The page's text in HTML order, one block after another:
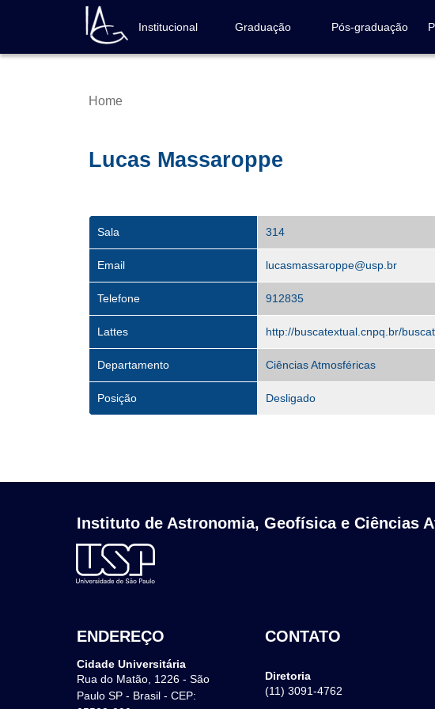
content
Navegação
principal
Institucional Graduação Pós-graduação
Breadcrumb
Home
Lucas Massaroppe
Sala 314
Email lucasmassaroppe@usp.br
Telefone 912835
Lattes http://buscatextual.cnpq.br/
Departamento Ciências Atmosféricas
Posição Desligado
Instituto de Astronomia, Geofísica e Ciências
ENDEREÇO
Cidade Universitária
Rua do Matão, 1226 - São
Paulo SP - Brasil - CEP:
CONTATO
Diretoria
(11) 3091-4762